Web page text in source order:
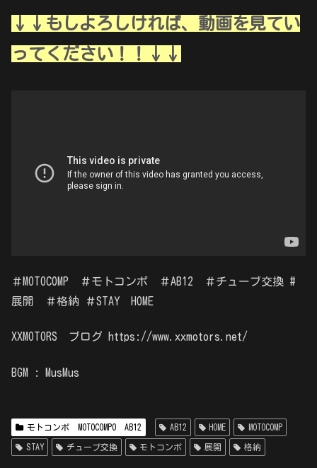
↓↓もしよろしければ、動画を見てい
ってください！！↓↓
＃MOTOCOMP ＃モトコンポ ＃AB12 ＃チューブ交換 #
展開 ＃格納 ＃STAY HOME
XXMOTORS ブログ https://www.xxmotors.net/
BGM : MusMus
モトコンポ MOTOCOMPO AB12 AB12 HOME MOTOCOMP
STAY チューブ交換 モトコンポ 展開 格納